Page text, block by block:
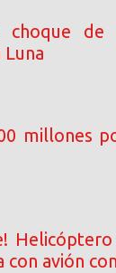
choque de
Luna
millones
con avión